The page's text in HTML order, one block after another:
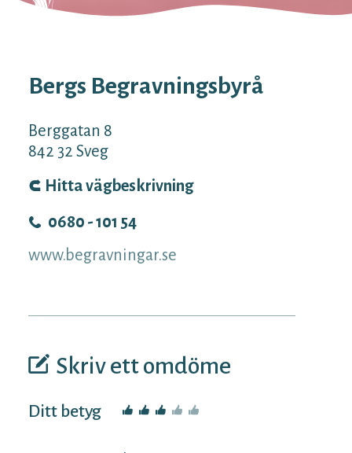
Skriv ett omdöme
Ditt betyg
Bergs Begravningsbyrå
Berggatan 8
842 32 Sveg
Hitta vägbeskrivning
0680 - 101 54
www.begravningar.se